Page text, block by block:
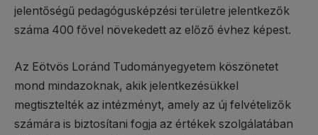
jelentőségű pedagógusképzési területre jelentkezők
száma 400 fővel növekedett az előző évhez képest.
Az Eötvös Loránd Tudományegyetem köszönetet
mond mindazoknak, akik jelentkezésükkel
megtisztelték az intézményt, amely az új felvételizők
számára is biztosítani fogja az értékek szolgálatában